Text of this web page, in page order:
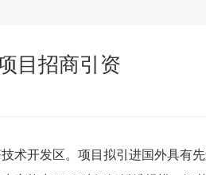
目招商引资
术开发区。项目拟引进国外具有